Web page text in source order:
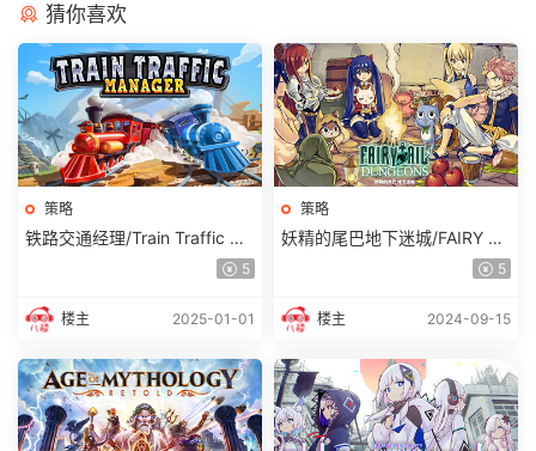
猜你喜欢
策略
铁路交通经理/Train Traffic Ma
5
楼主 2025-01-01
策略
妖精的尾巴地下迷城/FAIRY TA
IL DUNGEONS (更新v1.0.5) 5
楼主 2024-09-15